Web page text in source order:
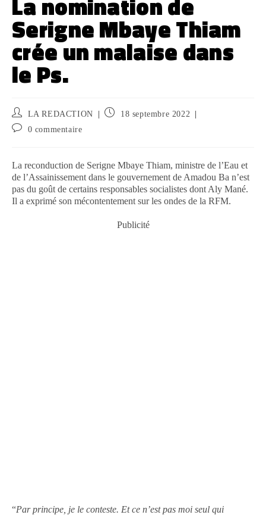
Serigne Mbaye Thiam
crée un malaise dans
le Ps.
LA REDACTION
18 septembre 2022
0 commentaire
La reconduction de Serigne Mbaye Thiam, ministre de l’Eau et
de l’Assainissement dans le gouvernement de Amadou Ba n’est
pas du goût de certains responsables socialistes dont Aly Mané.
Il a exprimé son mécontentement sur les ondes de la RFM.
Publicité
“Par principe, je le conteste. Et ce n’est pas moi seul qui